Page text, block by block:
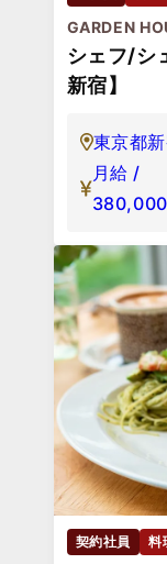
GARDEN
シェフ/シ
新宿】
東京都
月給 /
380,000
契約社員 料